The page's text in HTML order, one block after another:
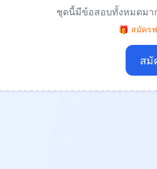
ชุดนี้มีข้อสอบทั้งหมดมา
🎁 สมัคร
สมั